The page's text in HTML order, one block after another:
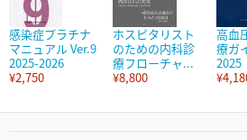
感染症プラチナ
マニュアル Ver.9
2025-2026
¥2,750
ホスピタリスト
のための内科診
療フローチャ...
¥8,800
高血
療ガ
2025